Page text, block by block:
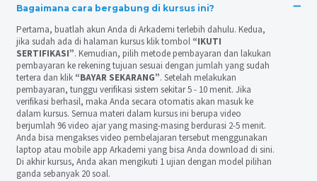
Bagaimana cara bergabung di kursus ini?
Pertama, buatlah akun Anda di Arkademi terlebih dahulu. Kedua,
jika sudah ada di halaman kursus klik tombol “IKUTI
SERTIFIKASI”. Kemudian, pilih metode pembayaran dan lakukan
pembayaran ke rekening tujuan sesuai dengan jumlah yang sudah
tertera dan klik “BAYAR SEKARANG”. Setelah melakukan
pembayaran, tunggu verifikasi sistem sekitar 5 - 10 menit. Jika
verifikasi berhasil, maka Anda secara otomatis akan masuk ke
dalam kursus. Semua materi dalam kursus ini berupa video
berjumlah 96 video ajar yang masing-masing berdurasi 2-5 menit.
Anda bisa mengakses video pembelajaran tersebut menggunakan
laptop atau mobile app Arkademi yang bisa Anda download di sini.
Di akhir kursus, Anda akan mengikuti 1 ujian dengan model pilihan
ganda sebanyak 20 soal.